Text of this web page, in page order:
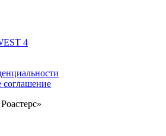
4
соглашение